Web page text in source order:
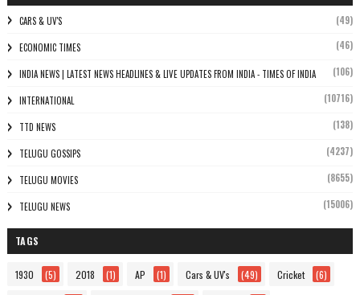
CARS & UV'S (49)
ECONOMIC TIMES (46)
INDIA NEWS | LATEST NEWS HEADLINES & LIVE UPDATES FROM INDIA - TIMES OF INDIA (106)
INTERNATIONAL (10716)
TTD NEWS (138)
TELUGU GOSSIPS (4237)
TELUGU MOVIES (8655)
TELUGU NEWS (15006)
TAGS
1930 (5) 2018 (1) AP (1) Cars & UV's (49) Cricket (6)